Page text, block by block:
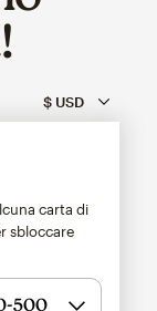
carta di
sbloccare